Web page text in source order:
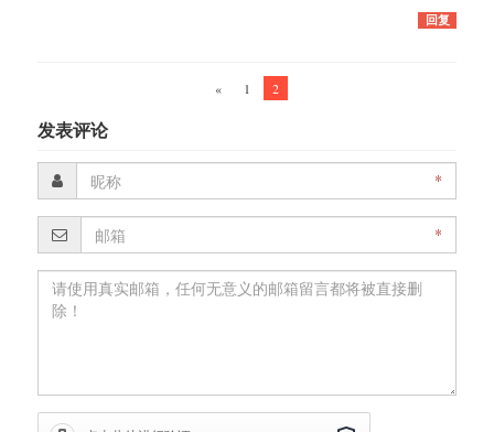
回复
« 1 2
发表评论
*
*